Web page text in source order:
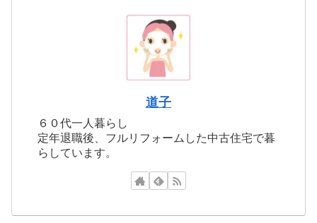
道子
６０代一人暮らし
定年退職後、フルリフォームした中古住宅で暮
らしています。